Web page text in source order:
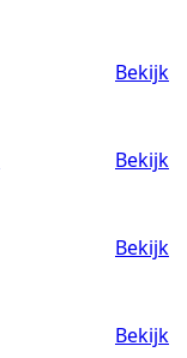
Bekijk
Bekijk
Bekijk
Bekijk